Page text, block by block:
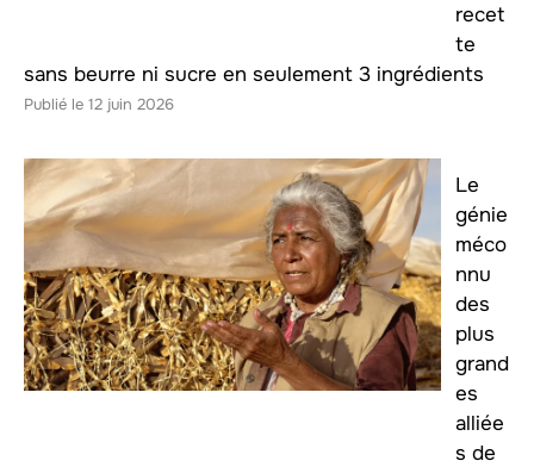
recet
te
sans beurre ni sucre en seulement 3 ingrédients
12 juin 2026
Le
génie
méco
nnu
des
plus
grand
es
alliée
s de